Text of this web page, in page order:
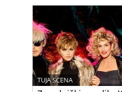
TUJA SCENA